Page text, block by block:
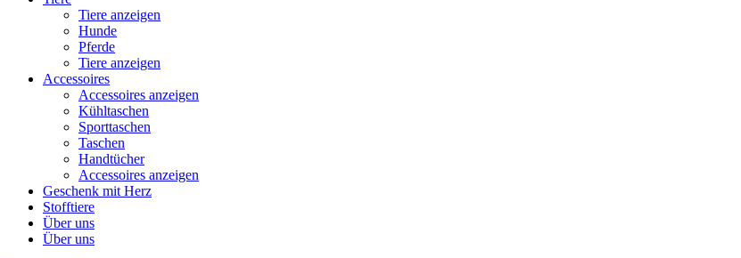
Tiere anzeigen
Hunde
Pferde
Tiere anzeigen
Accessoires
Accessoires anzeigen
Kühltaschen
Sporttaschen
Taschen
Handtücher
Accessoires anzeigen
Geschenk mit Herz
Stofftiere
Über uns
Über uns